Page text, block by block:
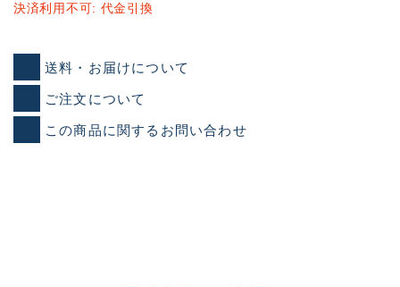
決済利用不可: 代金引換
送料・お届けについて
ご注文について
この商品に関するお問い合わせ